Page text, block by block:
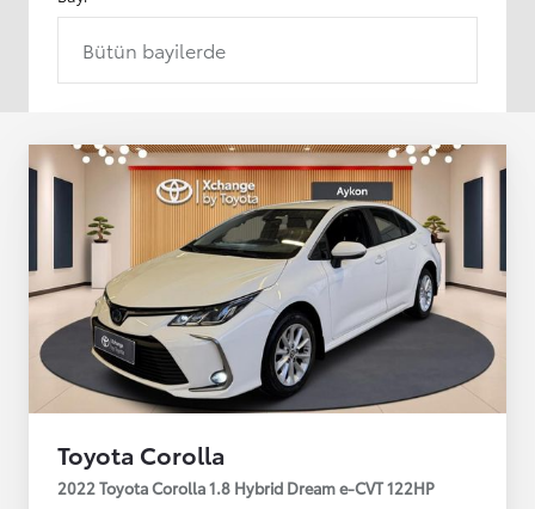
Bütün bayilerde
Toyota Corolla
2022 Toyota Corolla 1.8 Hybrid Dream e-CVT 122HP